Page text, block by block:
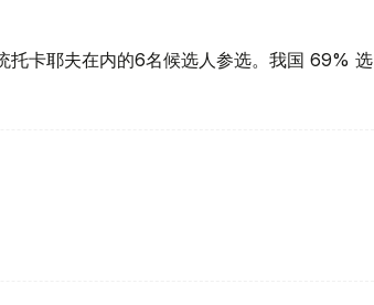
托卡耶夫在内的6名候选人参选。我国 69% 选